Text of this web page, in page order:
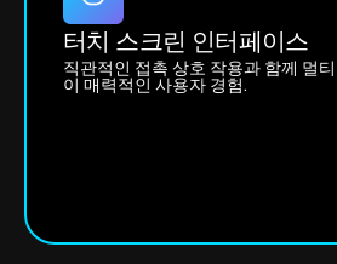
터치 스크린 인터페이스
직관적인 접촉 상호 작용과 함께 멀
이 매력적인 사용자 경험.